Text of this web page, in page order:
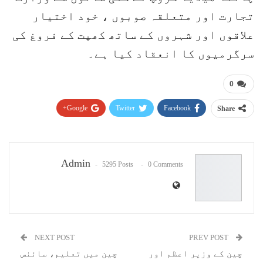
تجارت اور متعلقہ صوبوں ، خود اختیار
علاقوں اور شہروں کے ساتھ کھپت کے فروغ کی
سرگرمیوں کا انعقاد کیا ہے۔
0
Share
Facebook
Twitter
Google+
Admin 5295 Posts 0 Comments
چین کے وزیر اعظم اور
NEXT POST
چین میں تعلیم، سائنس